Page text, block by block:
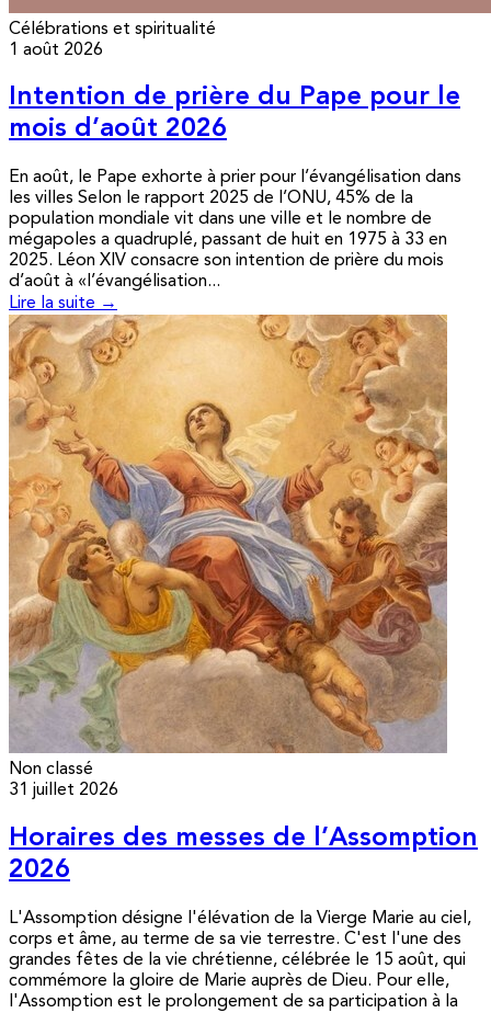
Célébrations et spiritualité
1 août 2026
Intention de prière du Pape pour le
mois d’août 2026
En août, le Pape exhorte à prier pour l’évangélisation dans
les villes Selon le rapport 2025 de l’ONU, 45% de la
population mondiale vit dans une ville et le nombre de
mégapoles a quadruplé, passant de huit en 1975 à 33 en
2025. Léon XIV consacre son intention de prière du mois
d’août à «l’évangélisation...
Lire la suite →
Non classé
31 juillet 2026
Horaires des messes de l’Assomption
2026
L'Assomption désigne l'élévation de la Vierge Marie au ciel,
corps et âme, au terme de sa vie terrestre. C'est l'une des
grandes fêtes de la vie chrétienne, célébrée le 15 août, qui
commémore la gloire de Marie auprès de Dieu. Pour elle,
l'Assomption est le prolongement de sa participation à la